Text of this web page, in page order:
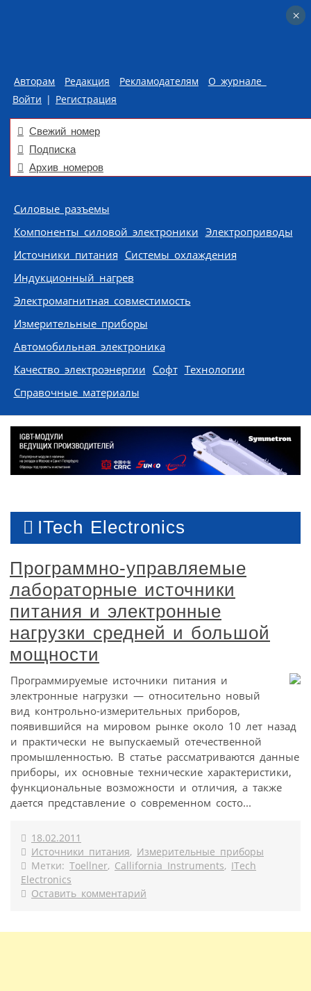
Авторам Редакция Рекламодателям
О журнале
Войти | Регистрация
Свежий номер
Подписка
Архив номеров
Skip to content
Силовые разъемы
Компоненты силовой электроники Электроприводы
Источники питания Системы охлаждения
Индукционный нагрев
Электромагнитная совместимость
Измерительные приборы
Автомобильная электроника
Качество электроэнергии Софт Технологии
Справочные материалы
ITech Electronics
Программно-управляемые
лабораторные источники
питания и электронные
нагрузки средней и большой
мощности
Программируемые источники питания и
электронные нагрузки — относительно новый
вид контрольно-измерительных приборов,
появившийся на мировом рынке около 10 лет назад
и практически не выпускаемый отечественной
промышленностью. В статье рассматриваются данные
приборы, их основные технические характеристики,
функциональные возможности и отличия, а также
дается представление о современном состо...
18.02.2011
Источники питания, Измерительные приборы
Метки: Toellner, Callifornia Instruments, ITech
Electronics
Оставить комментарий
×
×